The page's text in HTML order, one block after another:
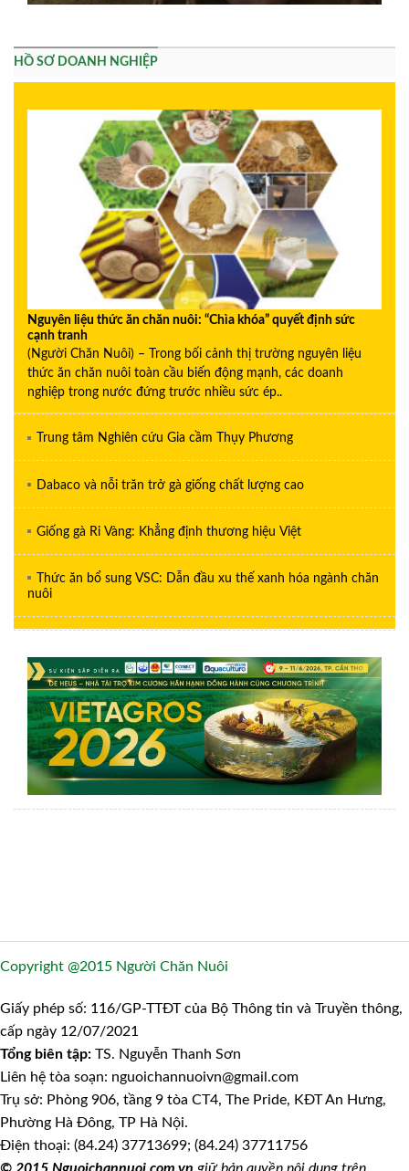
HỒ SƠ DOANH NGHIỆP
Nguyên liệu thức ăn chăn nuôi: “Chìa khóa” quyết định sức
cạnh tranh
(Người Chăn Nuôi) – Trong bối cảnh thị trường nguyên liệu
thức ăn chăn nuôi toàn cầu biến động mạnh, các doanh
nghiệp trong nước đứng trước nhiều sức ép..
Trung tâm Nghiên cứu Gia cầm Thụy Phương
Dabaco và nỗi trăn trở gà giống chất lượng cao
Giống gà Ri Vàng: Khẳng định thương hiệu Việt
Thức ăn bổ sung VSC: Dẫn đầu xu thế xanh hóa ngành chăn
nuôi
Copyright @2015 Người Chăn Nuôi
Giấy phép số: 116/GP-TTĐT của Bộ Thông tin và Truyền thông,
cấp ngày 12/07/2021
Tổng biên tập: TS. Nguyễn Thanh Sơn
Liên hệ tòa soạn: nguoichannuoivn@gmail.com
Trụ sở: Phòng 906, tầng 9 tòa CT4, The Pride, KĐT An Hưng,
Phường Hà Đông, TP Hà Nội.
Điện thoại: (84.24) 37713699; (84.24) 37711756